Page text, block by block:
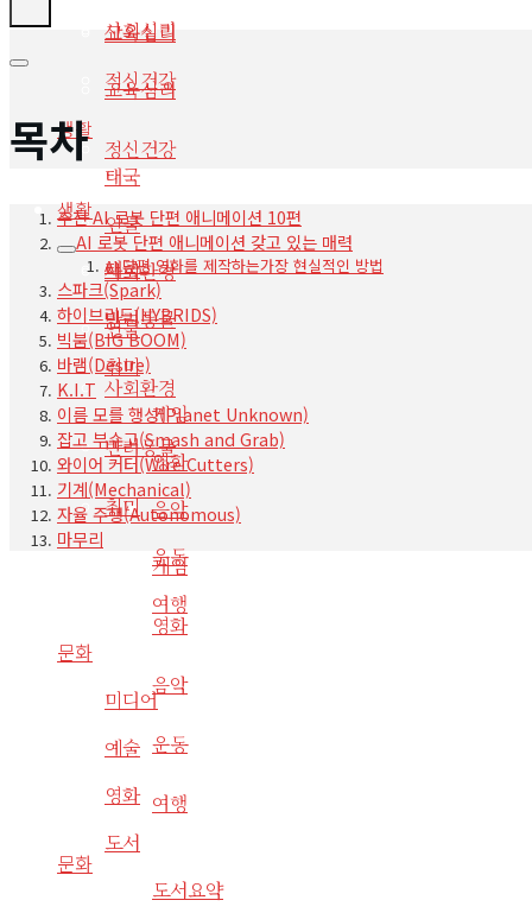
사회심리
교육심리
정신건강
생활
태국
인물
사회환경
반려동물
취미
게임
영화
음악
운동
여행
문화
교육심리
정신건강
생활
태국
인물
사회환경
반려동물
취미
게임
영화
음악
운동
여행
문화
미디어
예술
영화
도서
도서요약
목차
추천 AI 로봇 단편 애니메이션 10편
AI 로봇 단편 애니메이션 갖고 있는 매력
AI 단편 영화를 제작하는가장 현실적인 방법
스파크(Spark)
하이브리드(HYBRIDS)
빅붐(BIG BOOM)
바램(Desire)
K.I.T
이름 모를 행성(Planet Unknown)
잡고 부수고(Smash and Grab)
와이어 커터(Wire Cutters)
기계(Mechanical)
자율 주행(Autonomous)
마무리